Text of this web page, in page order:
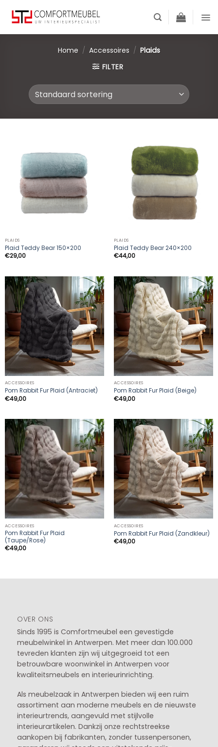
content
Home / Accessoires / Plaids
FILTER
PLAIDS
Plaid Teddy Bear 150×200
€29,00
PLAIDS
Plaid Teddy Bear 240×200
€44,00
ACCESSOIRES
Pom Rabbit Fur Plaid (Antraciet)
€49,00
ACCESSOIRES
Pom Rabbit Fur Plaid (Beige)
€49,00
ACCESSOIRES
Pom Rabbit Fur Plaid
(Taupe/Rose)
€49,00
ACCESSOIRES
Pom Rabbit Fur Plaid (Zandkleur)
€49,00
OVER ONS
Sinds 1995 is Comfortmeubel een gevestigde
meubelwinkel in Antwerpen. Met meer dan 100.000
tevreden klanten zijn wij uitgegroeid tot een
betrouwbare woonwinkel in Antwerpen voor
kwaliteitsmeubels en interieurinrichting.
Als meubelzaak in Antwerpen bieden wij een ruim
assortiment aan moderne meubels en de nieuwste
interieurtrends, aangevuld met stijlvolle
interieurartikelen. Dankzij onze rechtstreekse
aankopen bij fabrikanten, zonder tussenpersonen,